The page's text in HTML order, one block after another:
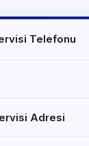
Telefonu
Adresi